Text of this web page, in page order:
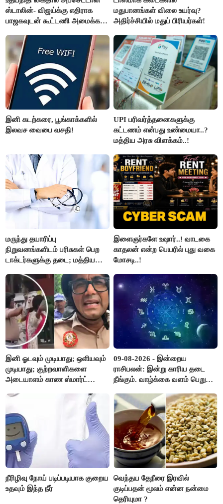
ஸ்டாலின்- விஜய்க்கு எதிராக
பாஜகவுடன் கூட்டணி அமைக்க
மதுபானங்கள் விலை உயர்வு?
அதிர்ச்சியில் மதுப் பிரியர்கள்!
இனி கடற்கரை, பூங்காக்களில்
இலவச வைபை வசதி!
UPI பரிவர்த்தனைகளுக்கு
கட்டணம் என்பது உண்மையா..?
மத்திய அரசு விளக்கம்..!
மருந்து தயாரிப்பு
நிறுவனங்களிடம் பரிசுகள் பெற
டாக்டர்களுக்கு தடை; மத்திய
இளைஞர்களே உஷார்..! வாடகை
காதலன் என்ற பெயரில் புது வகை
மோசடி..!
இனி ஓடவும் முடியாது; ஒளியவும்
முடியாது; குற்றவாளிகளை
அடையாளம் காண ஸ்மார்ட்
09-08-2026 - இன்றைய
ராசிபலன்: இன்று காரிய தடை
நீங்கும். வாழ்க்கை வளம் பெறும்.
எடைபோடுவது நல்லது..!
நீரிழிவு நோய் படிப்படியாக குறைய
உதவும் இந்த நீர்
வெந்தய தேநீரை இரவில்
குடிப்பதன் மூலம் என்ன நன்மை
தெரியுமா ?